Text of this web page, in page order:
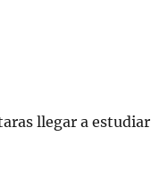
llegar a estudiar